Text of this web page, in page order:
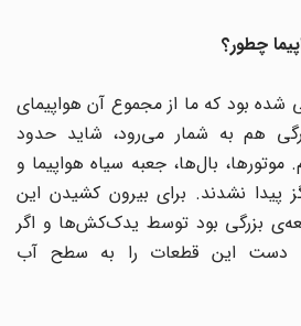
چطور؟
بود که ما از مجموع آن هواپیمای
هم به شمار می‌رود، شاید حدود
بال‌ها، جعبه سیاه هواپیما و
نشدند. برای بیرون کشیدن این
بزرگی بود توسط یدک‌کش‌ها و اگر
دست این قطعات را به سطح آب